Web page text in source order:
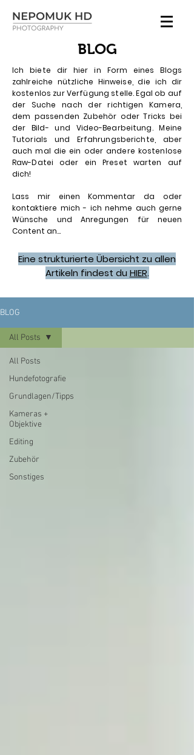
BLOG
Ich biete dir hier in Form eines Blogs
zahlreiche nützliche Hinweise, die ich dir
kostenlos zur Verfügung stelle. Egal ob auf
der Suche nach der richtigen Kamera,
dem passenden Zubehör oder Tricks bei
der Bild- und Video-Bearbeitung. Meine
Tutorials und Erfahrungsberichte, aber
auch mal die ein oder andere kostenlose
Raw-Datei oder ein Preset warten auf
dich!
Lass mir einen Kommentar da oder
kontaktiere mich - ich nehme auch gerne
Wünsche und Anregungen für neuen
Content an...
Eine strukturierte Übersicht zu allen
Artikeln findest du HIER.
BLOG
All Posts
Hundefotografie
Grundlagen/Tipps
Kameras +
Objektive
Editing
Zubehör
Sonstiges
All Posts